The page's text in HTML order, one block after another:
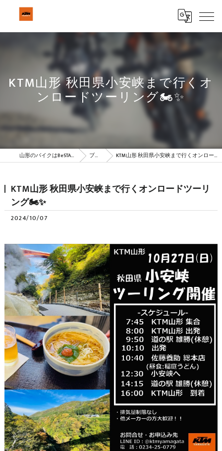
KTM山形 秋田県小安峡まで行くオ
ンロードツーリング🏍✨
山形のバイクはBeSTAR株式会社 ブログ KTM山形 秋田県小安峡まで行くオンロードツーリング🏍✨
KTM山形 秋田県小安峡まで行くオンロードツーリ
ング🏍✨
2024/10/07